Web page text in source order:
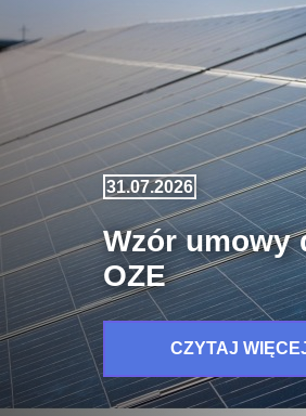
31.07.2026
Wzór umowy
OZE
CZYTAJ